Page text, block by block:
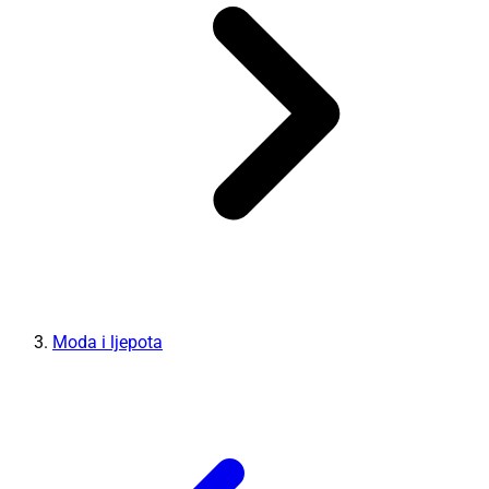
Moda i ljepota